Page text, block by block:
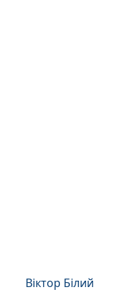
Віктор Білий